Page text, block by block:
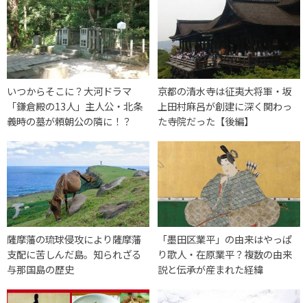
いつからそこに？大河ドラマ
「鎌倉殿の13人」主人公・北条
義時の墓が頼朝公の隣に！？
京都の清水寺は征夷大将軍・坂
上田村麻呂が創建に深く関わっ
た寺院だった【後編】
薩摩藩の琉球侵攻により薩摩藩
支配に苦しんだ島。知られざる
与那国島の歴史
「墨田区業平」の由来はやっぱ
り歌人・在原業平？複数の由来
説と伝承が産まれた経緯